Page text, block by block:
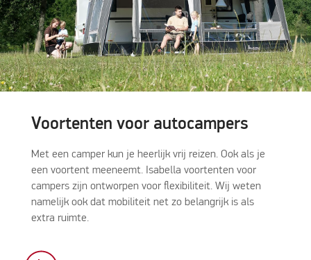
Voortenten voor autocampers
Met een camper kun je heerlijk vrij reizen. Ook als je
een voortent meeneemt. Isabella voortenten voor
campers zijn ontworpen voor flexibiliteit. Wij weten
namelijk ook dat mobiliteit net zo belangrijk is als
extra ruimte.